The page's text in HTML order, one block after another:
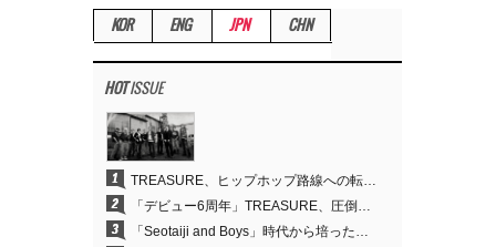
KOR ENG JPN CHN
HOTISSUE
1 TREASURE、ヒップホップ路線への転換が的中…デビュー6周年でさらなる飛躍
2 「デビュー6周年」TREASURE、圧倒的な実力で証明した「YGの宝」の真価
3 「Seotaiji and Boys」時代から培ったダンスDNA…YANG HYUN SUK、YGのパフォーマンスビデオ70億回再生の原点